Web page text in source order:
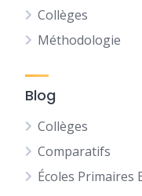
Collèges
Méthodologie
Blog
Collèges
Comparatifs
Écoles Primaires